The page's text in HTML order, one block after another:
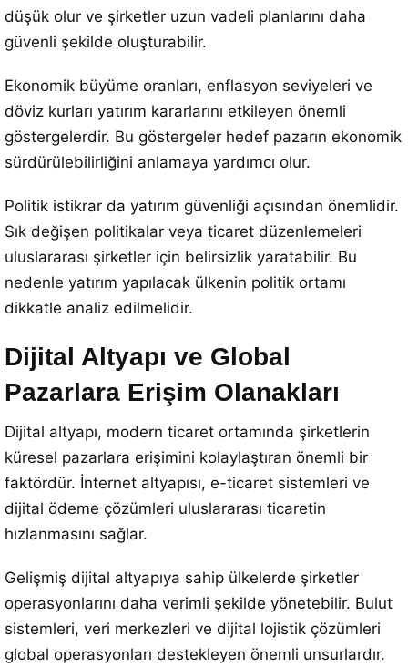
düşük olur ve şirketler uzun vadeli planlarını daha
güvenli şekilde oluşturabilir.
Ekonomik büyüme oranları, enflasyon seviyeleri ve
döviz kurları yatırım kararlarını etkileyen önemli
göstergelerdir. Bu göstergeler hedef pazarın ekonomik
sürdürülebilirliğini anlamaya yardımcı olur.
Politik istikrar da yatırım güvenliği açısından önemlidir.
Sık değişen politikalar veya ticaret düzenlemeleri
uluslararası şirketler için belirsizlik yaratabilir. Bu
nedenle yatırım yapılacak ülkenin politik ortamı
dikkatle analiz edilmelidir.
Dijital Altyapı ve Global
Pazarlara Erişim Olanakları
Dijital altyapı, modern ticaret ortamında şirketlerin
küresel pazarlara erişimini kolaylaştıran önemli bir
faktördür. İnternet altyapısı, e-ticaret sistemleri ve
dijital ödeme çözümleri uluslararası ticaretin
hızlanmasını sağlar.
Gelişmiş dijital altyapıya sahip ülkelerde şirketler
operasyonlarını daha verimli şekilde yönetebilir. Bulut
sistemleri, veri merkezleri ve dijital lojistik çözümleri
global operasyonları destekleyen önemli unsurlardır.